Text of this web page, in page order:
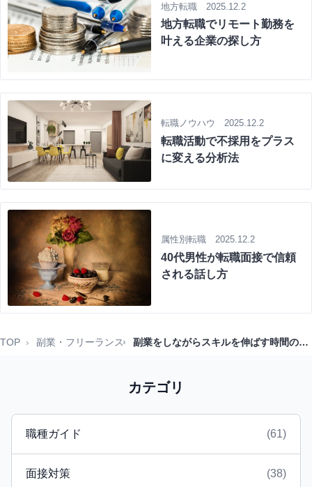
地方転職 2025.12.2
地方転職でリモート勤務を
叶える企業の探し方
転職ノウハウ 2025.12.2
転職活動で不採用をプラス
に変える分析法
属性別転職 2025.12.2
40代男性が転職面接で信頼
される話し方
TOP 副業・フリーランス 副業をしながらスキルを伸ばす時間の使い方
カテゴリ
職種ガイド (61)
面接対策 (38)